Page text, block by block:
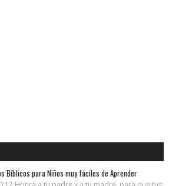
Bíblicos para Niños muy fáciles de Aprender